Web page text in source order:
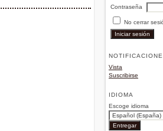
Contraseña
No cerrar
Vista
Suscribirse
IDIOMA
Escoge idioma